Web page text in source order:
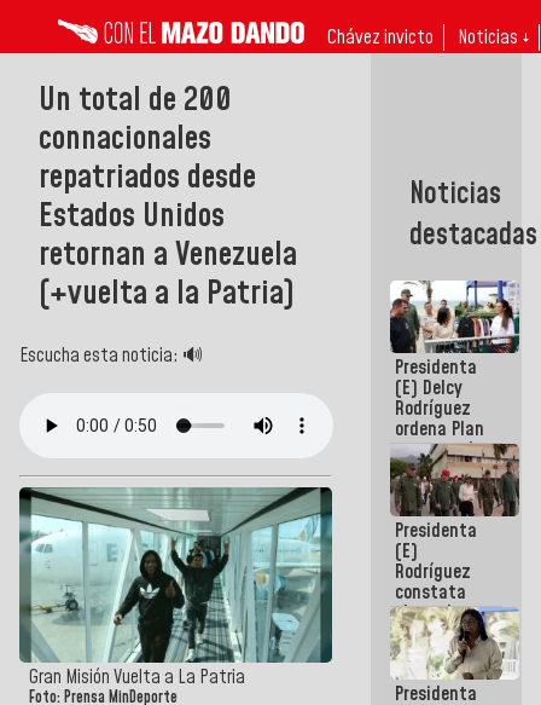
Chávez invicto Noticias ↓
Un total de 200
connacionales
repatriados desde
Estados Unidos
retornan a Venezuela
(+vuelta a la Patria)
Escucha esta noticia: 🔊
Gran Misión Vuelta a La Patria
Foto: Prensa MinDeporte
Noticias
destacadas
Presidenta
(E) Delcy
Rodríguez
ordena Plan
maestro de
desarrollo
logístico y
turístico
para La
Guaira
Presidenta
(E)
Rodríguez
constata
obras de
rehabilitación
de Escuela
Militar de
Mamo en La
Presidenta